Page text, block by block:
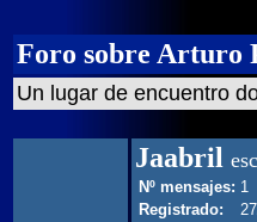
Foro sobre Arturo
Un lugar de encuentro
Jaabril
Nº mensajes: 1
Registrado: